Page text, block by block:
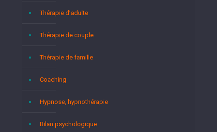
Thérapie d’adulte
Thérapie de couple
Thérapie de famille
Coaching
Hypnose, hypnothérapie
Bilan psychologique